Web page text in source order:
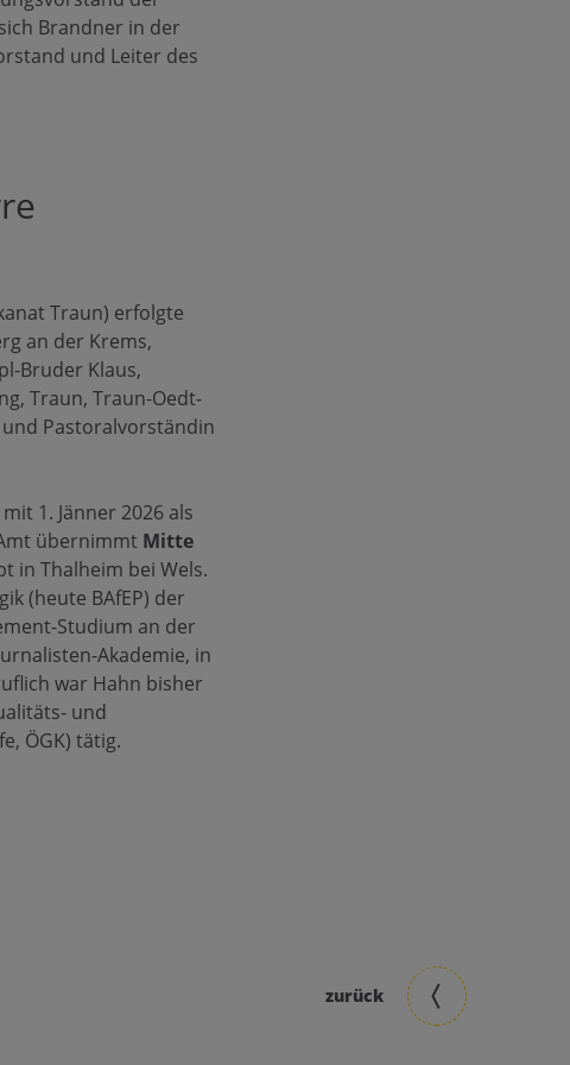
Brandner in der
und Leiter des
Traun) erfolgte
an der Krems,
Bruder Klaus,
Traun, Traun-Oedt-
und Pastoralvorständin
1. Jänner 2026 als
übernimmt Mitte
in Thalheim bei Wels.
(heute BAfEP) der
Studium an der
Akademie, in
war Hahn bisher
und
ÖGK) tätig.
zurück